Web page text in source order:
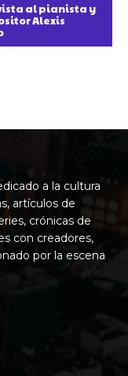
al pianista y
Alexis
a la cultura
artículos de
crónicas de
con creadores,
por la escena